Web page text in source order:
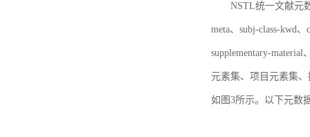
NSTL统一文献元
meta、subj-class-kwd
supplementary-
元素集、项目元素集
如图3所示。以下元数